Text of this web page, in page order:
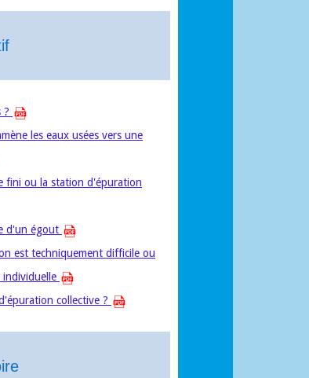
?
les eaux usées vers une
fini ou la station d'épuration
d'un égout
est techniquement difficile ou
collective ?